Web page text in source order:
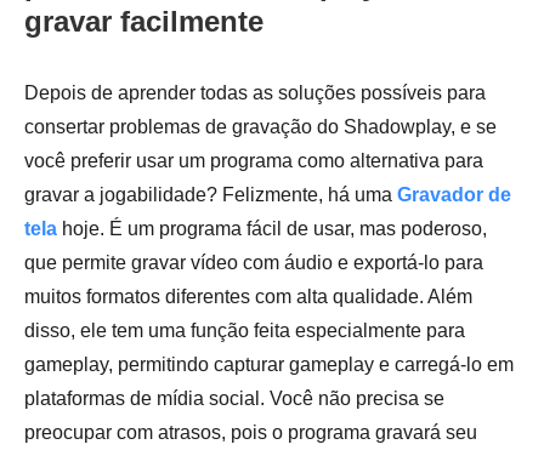
gravar facilmente
Depois de aprender todas as soluções possíveis para
consertar problemas de gravação do Shadowplay, e se
você preferir usar um programa como alternativa para
gravar a jogabilidade? Felizmente, há uma Gravador de
tela hoje. É um programa fácil de usar, mas poderoso,
que permite gravar vídeo com áudio e exportá-lo para
muitos formatos diferentes com alta qualidade. Além
disso, ele tem uma função feita especialmente para
gameplay, permitindo capturar gameplay e carregá-lo em
plataformas de mídia social. Você não precisa se
preocupar com atrasos, pois o programa gravará seu